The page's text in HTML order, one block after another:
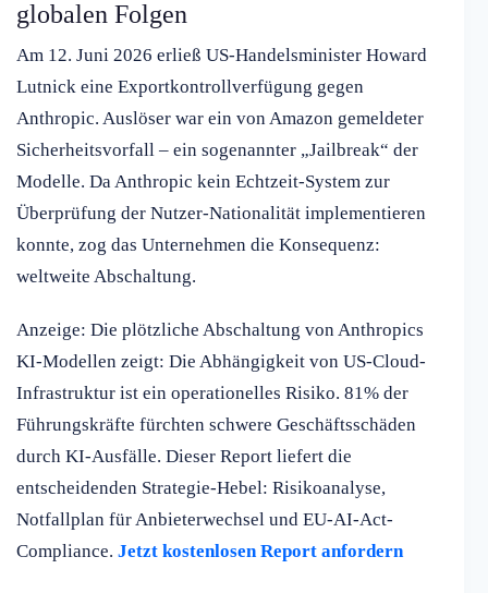
globalen Folgen
Am 12. Juni 2026 erließ US-Handelsminister Howard
Lutnick eine Exportkontrollverfügung gegen
Anthropic. Auslöser war ein von Amazon gemeldeter
Sicherheitsvorfall – ein sogenannter „Jailbreak“ der
Modelle. Da Anthropic kein Echtzeit-System zur
Überprüfung der Nutzer-Nationalität implementieren
konnte, zog das Unternehmen die Konsequenz:
weltweite Abschaltung.
Anzeige: Die plötzliche Abschaltung von Anthropics
KI-Modellen zeigt: Die Abhängigkeit von US-Cloud-
Infrastruktur ist ein operationelles Risiko. 81% der
Führungskräfte fürchten schwere Geschäftsschäden
durch KI-Ausfälle. Dieser Report liefert die
entscheidenden Strategie-Hebel: Risikoanalyse,
Notfallplan für Anbieterwechsel und EU-AI-Act-
Compliance. Jetzt kostenlosen Report anfordern